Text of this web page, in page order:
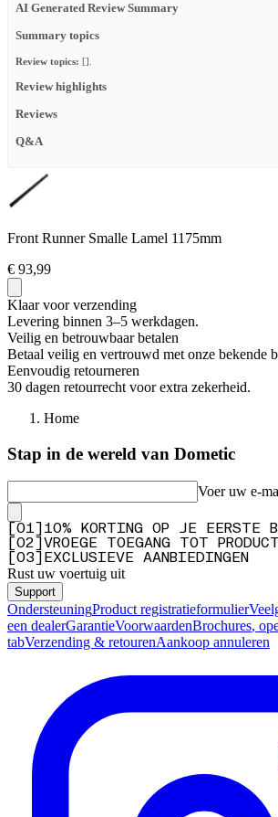
AI Generated Review Summary
Summary topics
Review topics: [].
Review highlights
Reviews
Q&A
Front Runner Smalle Lamel 1175mm
€ 93,99
Klaar voor verzending
Levering binnen 3–5 werkdagen.
Veilig en betrouwbaar betalen
Betaal veilig en vertrouwd met onze bekende
Eenvoudig retourneren
30 dagen retourrecht voor extra zekerheid.
Home
Stap in de wereld van Dometic
Voer uw e-
01
10% KORTING OP JE EERSTE
02
VROEGE TOEGANG TOT
03 EXCLUSIEVE AANBIEDINGEN
Rust uw voertuig uit
Support
OndersteuningProduct registratieformulier
een dealerGarantieVoorwaardenBrochures,
tabVerzending & retourenAankoop annuleren